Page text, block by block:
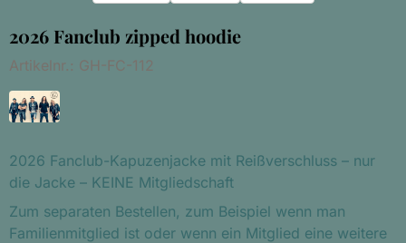
2026 Fanclub zipped hoodie
Artikelnr.: GH-FC-112
2026 Fanclub-Kapuzenjacke mit Reißverschluss – nur
die Jacke – KEINE Mitgliedschaft
Zum separaten Bestellen, zum Beispiel wenn man
Familienmitglied ist oder wenn ein Mitglied eine weitere